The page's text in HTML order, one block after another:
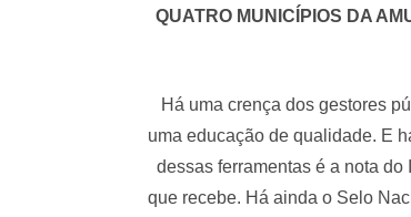
QUATRO MUNICÍPIOS DA
Há uma crença dos gestores
uma educação de qualidade. E
dessas ferramentas é a nota
que recebe. Há ainda o Selo